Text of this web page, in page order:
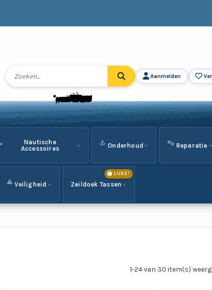
Aanmelden
Nautische
Accessoires
Onderhoud Reparatie
Veiligheid Zeildoek Tassen
LUXE!
1-24 van 30 item(s)